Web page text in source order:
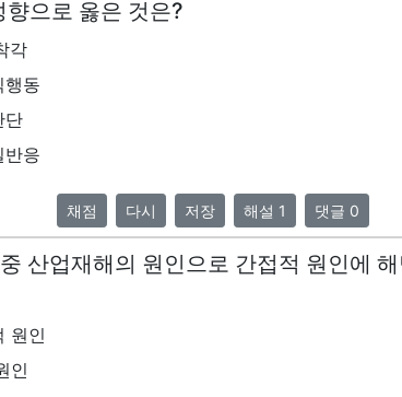
향으로 옳은 것은?
각
동
응
채점 다시 저장 해설 1 댓글 0
산업재해의 원인으로 간접적 원인에
원인
인